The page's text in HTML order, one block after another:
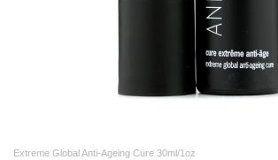
Extreme Global Anti-Ageing Cure 30ml/1oz